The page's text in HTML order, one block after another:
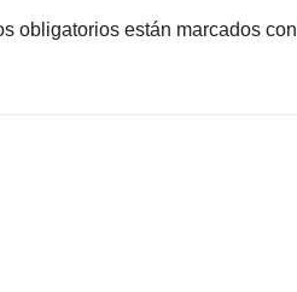
obligatorios están marcados con